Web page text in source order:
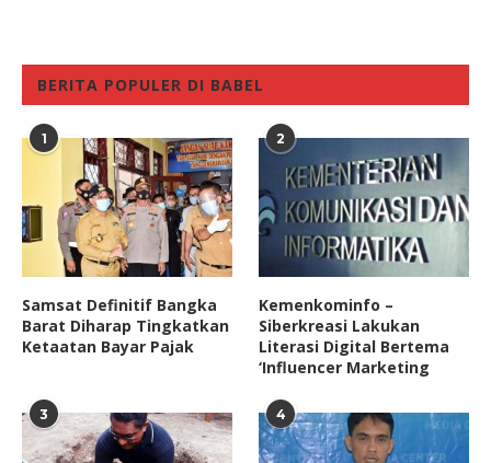
BERITA POPULER DI BABEL
1
Samsat Definitif Bangka
Barat Diharap Tingkatkan
Ketaatan Bayar Pajak
2
Kemenkominfo –
Siberkreasi Lakukan
Literasi Digital Bertema
‘Influencer Marketing
3 4